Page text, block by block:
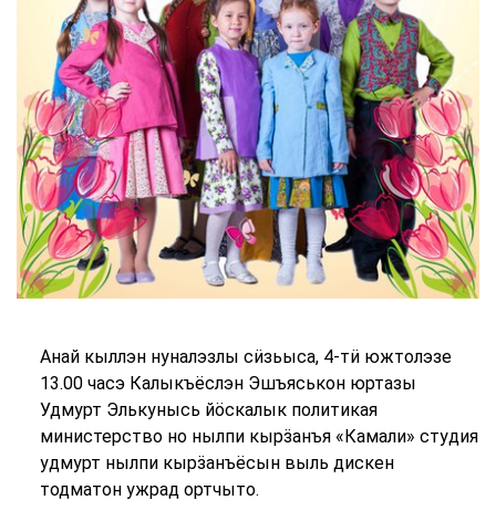
Анай кыллэн нуналэзлы сӥзьыса, 4-тӥ южтолэзе
13.00 часэ Калыкъёслэн Эшъяськон юртазы
Удмурт Элькунысь йӧскалык политикая
министерство но нылпи кырӟанъя «Камали» студия
удмурт нылпи кырӟанъёсын выль дискен
тодматон ужрад ортчыто.